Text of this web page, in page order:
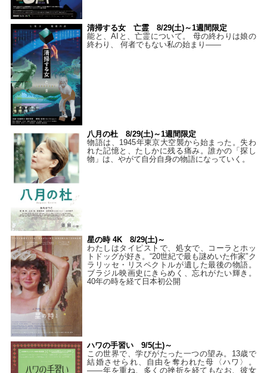
清掃する女 亡霊 8/29(土)～1週間限定
能と、AIと、亡霊について。 母の終わりは娘の
終わり、 何者でもない私の始まり――
八月の杜 8/29(土)～1週間限定
物語は、1945年東京大空襲から始まった。失わ
れた記憶と、たしかに残る痛み。誰かの「探し
物」は、やがて自分自身の物語になっていく。
星の時 4K 8/29(土)～
わたしはタイピストで、処⼥で、コーラとホッ
トドッグが好き。“20世紀で最も謎めいた作家”ク
ラリッセ・リスペクトルが遺した最後の物語。
ブラジル映画史にきらめく、忘れがたい輝き。
40年の時を経て⽇本初公開
ハワの手習い 9/5(土)～
この世界で、学びがたった一つの望み。13歳で
結婚させられ、自由を奪われた母〈ハワ〉。
——年を重ね、多くの挫折を経てもなお、彼女